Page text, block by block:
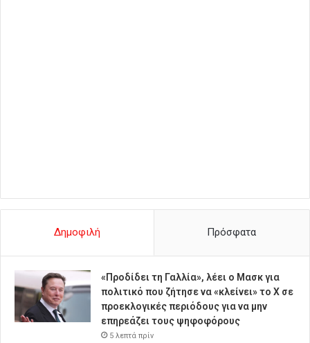
Δημοφιλή Πρόσφατα
«Προδίδει τη Γαλλία», λέει ο Μασκ για
πολιτικό που ζήτησε να «κλείνει» το X σε
προεκλογικές περιόδους για να μην
επηρεάζει τους ψηφοφόρους
5 λεπτά πρίν